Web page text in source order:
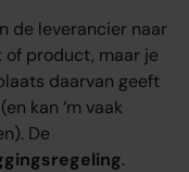
de leverancier naar
of product, maar je
daarvan geeft
kan ‘m vaak
De
.